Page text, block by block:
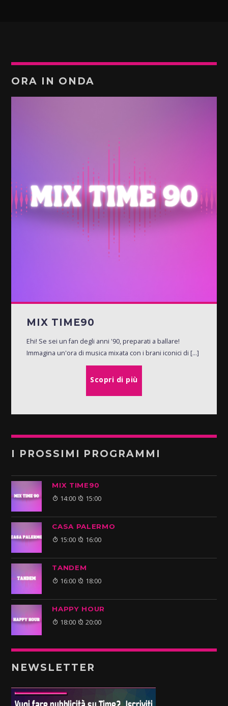
ORA IN ONDA
MIX TIME90
Ehi! Se sei un fan degli anni '90, preparati a ballare!
Immagina un'ora di musica mixata con i brani iconici di [...]
Scopri di più
I PROSSIMI PROGRAMMI
MIX TIME90
14:00 15:00
CASA PALERMO
15:00 16:00
TANDEM
16:00 18:00
HAPPY HOUR
18:00 20:00
NEWSLETTER